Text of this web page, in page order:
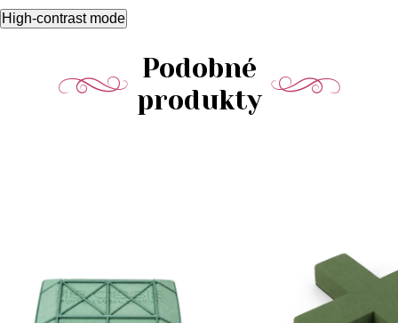
High-contrast mode
Podobné
produkty